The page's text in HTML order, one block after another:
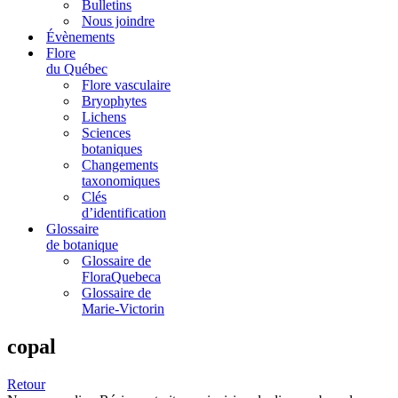
Bulletins
Nous joindre
Évènements
Flore
du Québec
Flore vasculaire
Bryophytes
Lichens
Sciences
botaniques
Changements
taxonomiques
Clés
d’identification
Glossaire
de botanique
Glossaire de
FloraQuebeca
Glossaire de
Marie-Victorin
copal
Retour